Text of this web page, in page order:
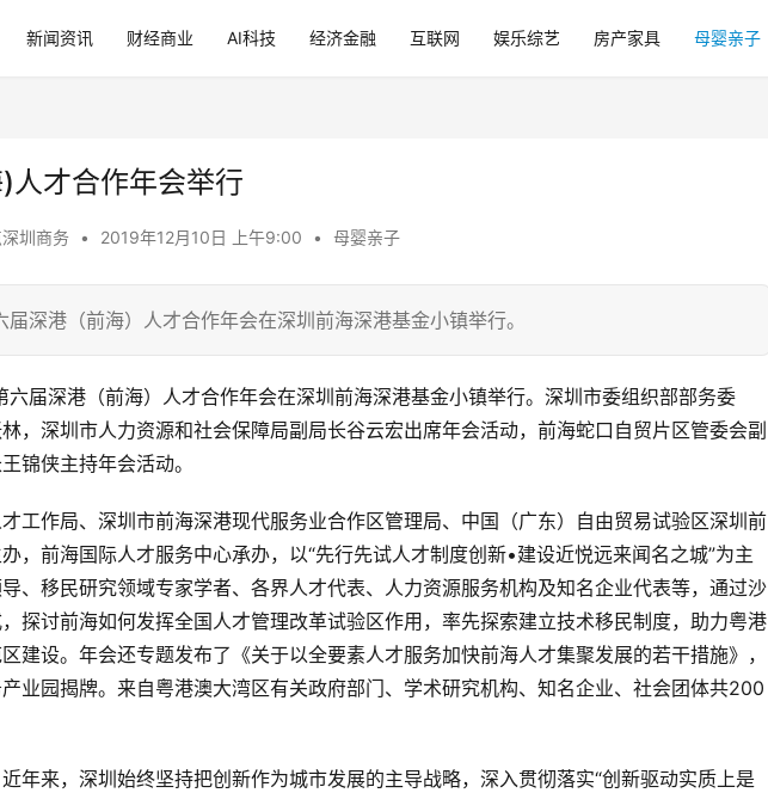
新闻资讯 财经商业 AI科技 经济金融 互联网 娱乐综艺 房产家具 母婴亲子
人才合作年会举行
圳商务 • 2019年12月10日 上午9:00 • 母婴亲子
深港（前海）人才合作年会在深圳前海深港基金小镇举行。
六届深港（前海）人才合作年会在深圳前海深港基金小镇举行。深圳市委组织部部务委
，深圳市人力资源和社会保障局副局长谷云宏出席年会活动，前海蛇口自贸片区管委会副
锦侠主持年会活动。
工作局、深圳市前海深港现代服务业合作区管理局、中国（广东）自由贸易试验区深圳前
，前海国际人才服务中心承办，以“先行先试人才制度创新•建设近悦远来闻名之城”为主
、移民研究领域专家学者、各界人才代表、人力资源服务机构及知名企业代表等，通过沙
探讨前海如何发挥全国人才管理改革试验区作用，率先探索建立技术移民制度，助力粤港
建设。年会还专题发布了《关于以全要素人才服务加快前海人才集聚发展的若干措施》，
业园揭牌。来自粤港澳大湾区有关政府部门、学术研究机构、知名企业、社会团体共200
年来，深圳始终坚持把创新作为城市发展的主导战略，深入贯彻落实“创新驱动实质上是